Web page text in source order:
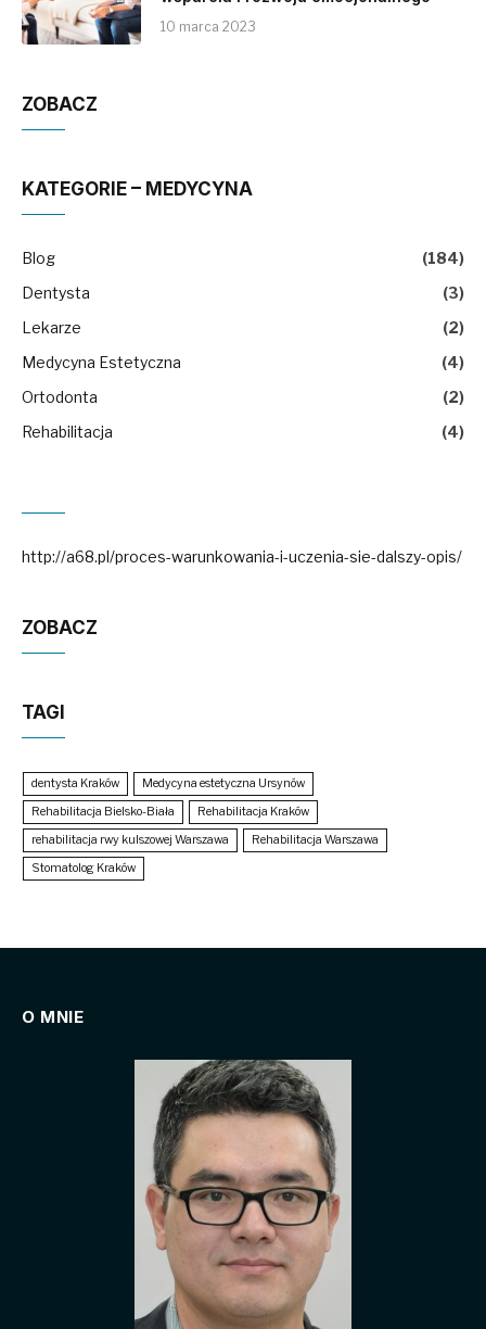
10 marca 2023
ZOBACZ
KATEGORIE – MEDYCYNA
Blog
(184)
Dentysta
(3)
Lekarze
(2)
Medycyna Estetyczna
(4)
Ortodonta
(2)
Rehabilitacja
(4)
http://a68.pl/proces-warunkowania-i-uczenia-sie-dalszy-opis/
ZOBACZ
TAGI
dentysta Kraków
Medycyna estetyczna Ursynów
Rehabilitacja Bielsko-Biała
Rehabilitacja Kraków
rehabilitacja rwy kulszowej Warszawa
Rehabilitacja Warszawa
Stomatolog Kraków
O MNIE